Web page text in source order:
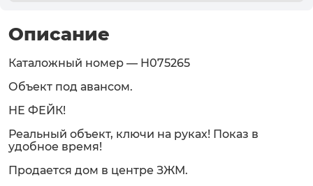
Описание
Каталожный номер — H075265
Объект под авансом.
НЕ ФЕЙК!
Реальный объект, ключи на руках! Показ в
удобное время!
Продается дом в центре ЗЖМ.